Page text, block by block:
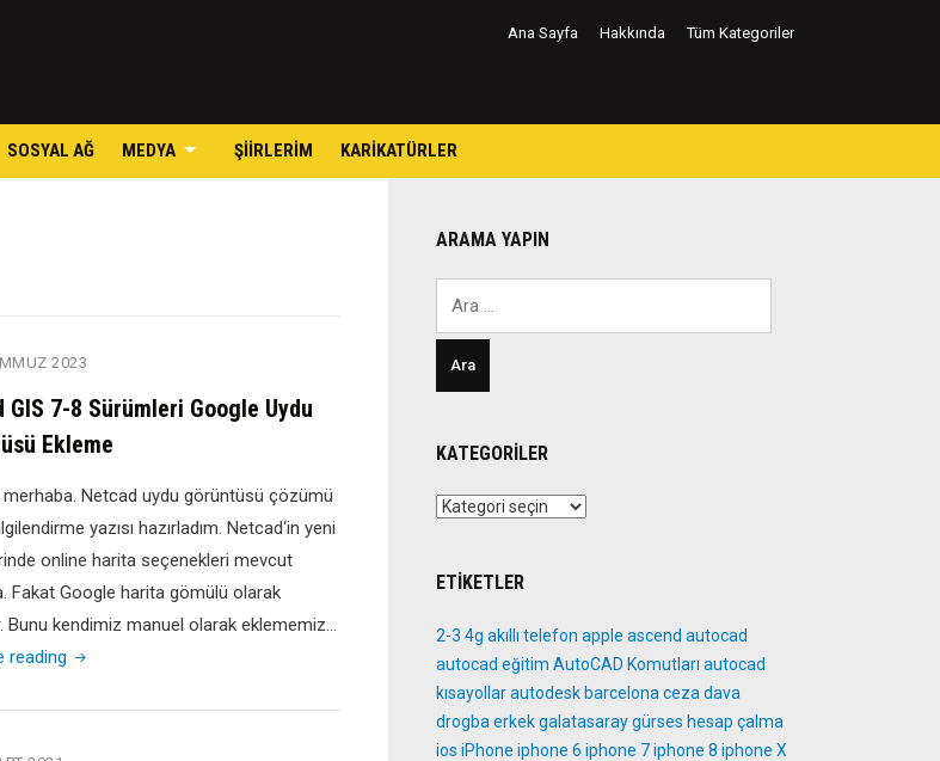
Ana Sayfa Hakkında Tüm Kategoriler
SOSYAL AĞ MEDYA ŞIIRLERIM KARIKATÜRLER
2023
GIS 7-8 Sürümleri Google Uydu
Ekleme
Netcad uydu görüntüsü çözümü
yazısı hazırladım. Netcad‘in yeni
online harita seçenekleri mevcut
Fakat Google harita gömülü olarak
Bunu kendimiz manuel olarak eklememiz…
reading "Netcad
ARAMA YAPIN
KATEGORILER
Kategoriler
ETIKETLER
2-3 4g akıllı telefon apple ascend autocad
autocad eğitim AutoCAD Komutları autocad
kısayollarautodesk barcelona ceza dava
drogba erkekgalatasaraygürses hesap çalma
ios iPhone iphone 6 iphone 7iphone 8 iphone X